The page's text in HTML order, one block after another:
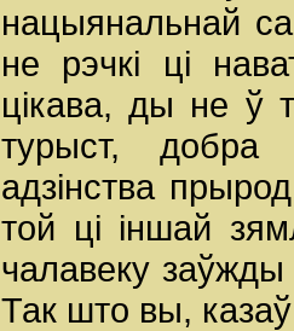
нацыянальнай
не рэчкі ці
цікава, ды не ў
турыст, добра
адзінства
той ці іншай
чалавеку заўжды
Так што вы,